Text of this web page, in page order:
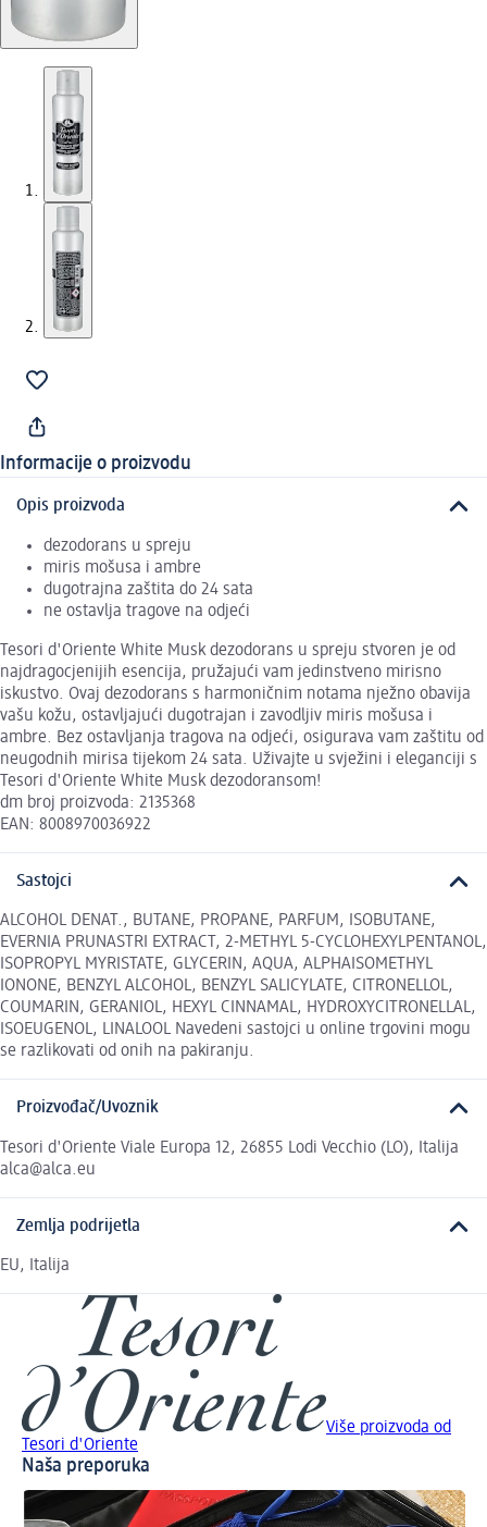
Informacije o proizvodu
Opis proizvoda
dezodorans u spreju
miris mošusa i ambre
dugotrajna zaštita do 24 sata
ne ostavlja tragove na odjeći
Tesori d'Oriente White Musk dezodorans u spreju stvoren je od
najdragocjenijih esencija, pružajući vam jedinstveno mirisno
iskustvo. Ovaj dezodorans s harmoničnim notama nježno obavija
vašu kožu, ostavljajući dugotrajan i zavodljiv miris mošusa i
ambre. Bez ostavljanja tragova na odjeći, osigurava vam zaštitu od
neugodnih mirisa tijekom 24 sata. Uživajte u svježini i eleganciji s
Tesori d'Oriente White Musk dezodoransom!
dm broj proizvoda: 2135368
EAN: 8008970036922
Sastojci
ALCOHOL DENAT., BUTANE, PROPANE, PARFUM, ISOBUTANE,
EVERNIA PRUNASTRI EXTRACT, 2-METHYL 5-CYCLOHEXYLPENTANOL,
ISOPROPYL MYRISTATE, GLYCERIN, AQUA, ALPHAISOMETHYL
IONONE, BENZYL ALCOHOL, BENZYL SALICYLATE, CITRONELLOL,
COUMARIN, GERANIOL, HEXYL CINNAMAL, HYDROXYCITRONELLAL,
ISOEUGENOL, LINALOOL Navedeni sastojci u online trgovini mogu
se razlikovati od onih na pakiranju.
Proizvođač/Uvoznik
Tesori d'Oriente Viale Europa 12, 26855 Lodi Vecchio (LO), Italija
alca@alca.eu
Zemlja podrijetla
EU, Italija
Više proizvoda od
Tesori d'Oriente
Naša preporuka